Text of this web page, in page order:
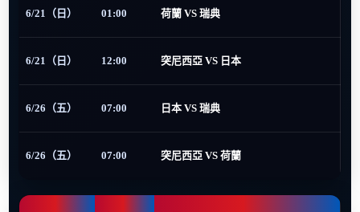
6/21（日） 01:00 荷蘭 VS 瑞典
6/21（日） 12:00 突尼西亞 VS 日本
6/26（五） 07:00 日本 VS 瑞典
6/26（五） 07:00 突尼西亞 VS 荷蘭